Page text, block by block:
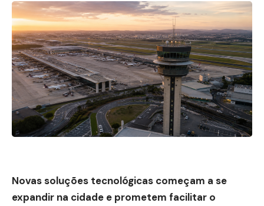
Novas soluções tecnológicas começam a se
expandir na cidade e prometem facilitar o